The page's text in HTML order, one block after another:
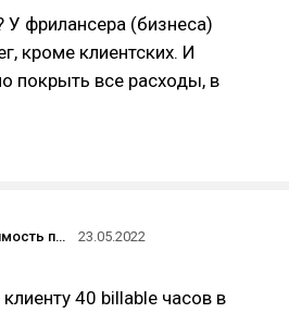
У фрилансера (бизнеса)
кроме клиентских. И
покрыть все расходы, в
Как посчитать стоимость проекта? Руководство самозанятого. Глава 1
23.05.2022
40 billable часов в